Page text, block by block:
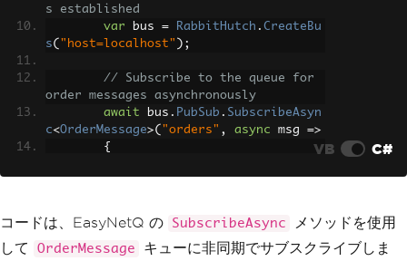
s established
var bus = RabbitHutch . CreateBu
s( "host=localhost" );
// Subscribe to the queue for
order messages asynchronously
await bus . PubSub . SubscribeAsyn
c<OrderMessage>( "orders" , async msg =>
{
// Implement your business
logic to process the order
});
VB C#
コードは、EasyNetQ の SubscribeAsync
メソッドを使用
して
OrderMessage
キューに非同期でサブスクライブしま